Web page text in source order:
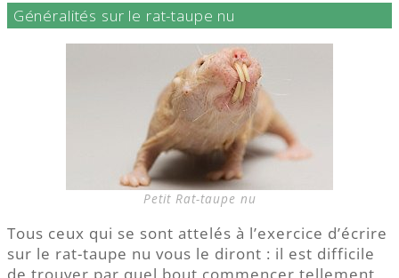
Généralités sur le rat-taupe nu
Petit Rat-taupe nu
Tous ceux qui se sont attelés à l’exercice d’écrire
sur le rat-taupe nu vous le diront : il est difficile